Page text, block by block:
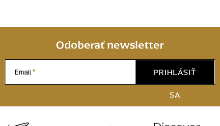
Odoberať newsletter
Email
PRIHLÁSIŤ
SA